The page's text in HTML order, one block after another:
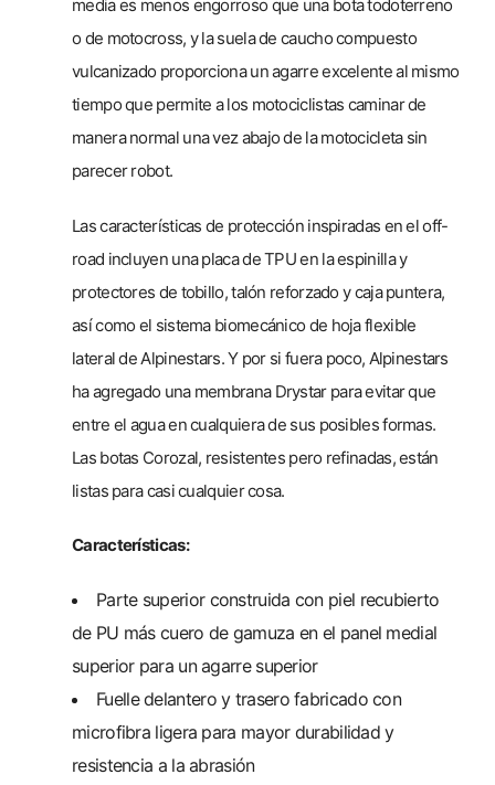
media es menos engorroso que una bota todoterreno
o de motocross, y la suela de caucho compuesto
vulcanizado proporciona un agarre excelente al mismo
tiempo que permite a los motociclistas caminar de
manera normal una vez abajo de la motocicleta sin
parecer robot.
Las características de protección inspiradas en el off-
road incluyen una placa de TPU en la espinilla y
protectores de tobillo, talón reforzado y caja puntera,
así como el sistema biomecánico de hoja flexible
lateral de Alpinestars. Y por si fuera poco, Alpinestars
ha agregado una membrana Drystar para evitar que
entre el agua en cualquiera de sus posibles formas.
Las botas Corozal, resistentes pero refinadas, están
listas para casi cualquier cosa.
Características:
Parte superior construida con piel recubierto
de PU más cuero de gamuza en el panel medial
superior para un agarre superior
Fuelle delantero y trasero fabricado con
microfibra ligera para mayor durabilidad y
resistencia a la abrasión